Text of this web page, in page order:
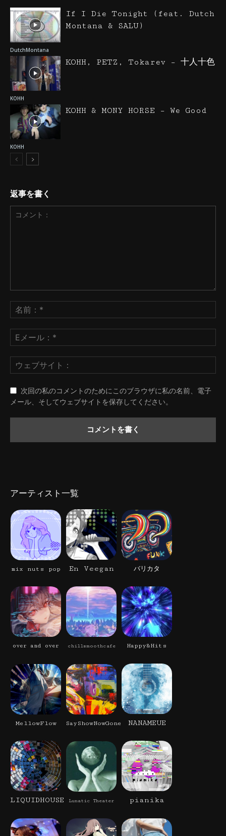
DutchMontana
If I Die Tonight (feat. Dutch
Montana & SALU)
KOHH
KOHH, PETZ, Tokarev – 十人十色
KOHH
KOHH & MONY HORSE – We Good
返事を書く
次回の私のコメントのためにこのブラウザに私の名前、電子
メール、そしてウェブサイトを保存してください。
アーティスト一覧
mix nuts pop En Veegan バリカタ
over and over chillsmoothcafe Happy&Hits
MellowFlow SayShowNowGone NANAMEUE
LIQUIDHOUSE Lunatic Theater pianika